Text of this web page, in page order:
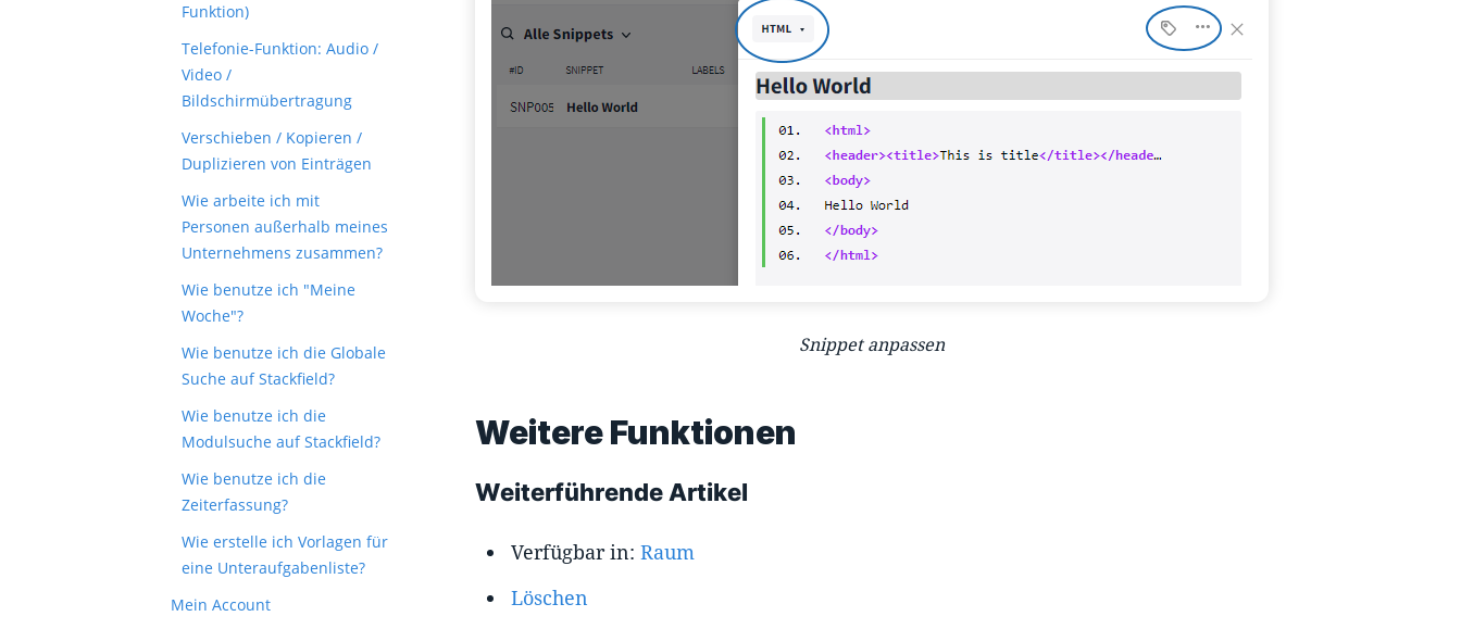
Funktion)
Telefonie-Funktion: Audio /
Video /
Bildschirmübertragung
Verschieben / Kopieren /
Duplizieren von Einträgen
Wie arbeite ich mit
Personen außerhalb meines
Unternehmens zusammen?
Wie benutze ich "Meine
Woche"?
Wie benutze ich die Globale
Suche auf Stackfield?
Wie benutze ich die
Modulsuche auf Stackfield?
Wie benutze ich die
Zeiterfassung?
Wie erstelle ich Vorlagen für
eine Unteraufgabenliste?
Mein Account
Snippet anpassen
Weitere Funktionen
Weiterführende Artikel
Verfügbar in: Raum
Löschen